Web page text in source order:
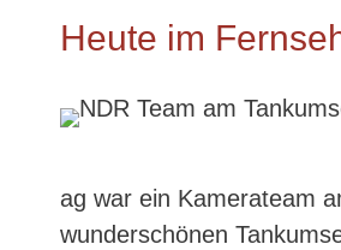
Heute im
ag war ein Kamerateam
wunderschönen